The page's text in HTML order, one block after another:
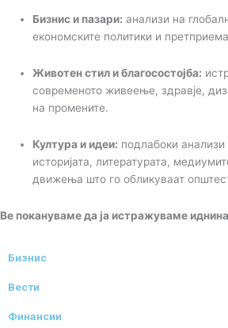
Бизнис и пазари: анализи на
економските политики и
Животен стил и благосостојба:
современото живеење, здравје,
на промените.
Култура и идеи: подлабоки
историјата, литературата,
движења што го обликуваат
Ве покануваме да ја истражуваме
Бизнис
Вести
Финансии